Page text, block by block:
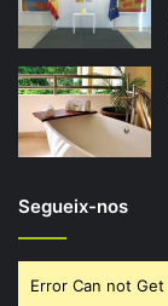
Segueix-nos
Error Can not